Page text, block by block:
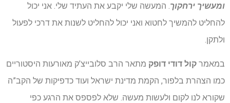
ומעשיך ירחקוך. המעשה שלי יקבע את העתיד שלי. אני יכול
להחליט להמשיך לחטוא ואני יכול להחליט לשנות את דרכי לפעול
ולתקן.
במאמר קול דודי דופק מתאר הרב סלובייצ’ק מאורעות היסטוריים
כמו הצהרת בלפור, הקמת מדינת ישראל ועוד כדפיקות של הקב”ה
שקורא לנו לקום ולעשות מעשה. שלא לפספס את הרגע כפי